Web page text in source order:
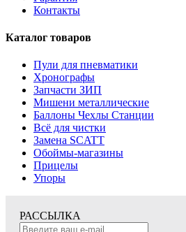
Контакты
Каталог товаров
Пули для пневматики
Хронографы
Запчасти ЗИП
Мишени металлические
Баллоны Чехлы Станции
Всё для чистки
Замена SCATT
Обоймы-магазины
Прицелы
Упоры
РАССЫЛКА